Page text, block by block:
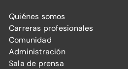
Quiénes somos
Carreras profesionales
Comunidad
Administración
Sala de prensa